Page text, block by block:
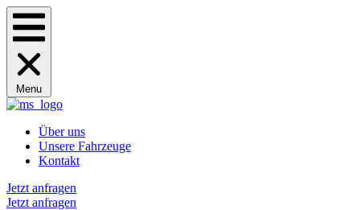
Menu
Über uns
Unsere Fahrzeuge
Kontakt
Jetzt anfragen
Jetzt anfragen